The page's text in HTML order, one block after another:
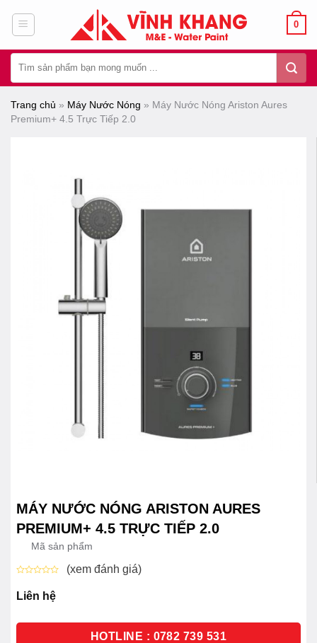
dung
0
kiếm:
Trang chủ » Máy Nước Nóng » Máy Nước Nóng Ariston Aures
Premium+ 4.5 Trực Tiếp 2.0
MÁY NƯỚC NÓNG ARISTON AURES
PREMIUM+ 4.5 TRỰC TIẾP 2.0
Mã sản phẩm
xếp
hạng
sao
(xem đánh giá)
Liên hệ
HOTLINE : 0782 739 531